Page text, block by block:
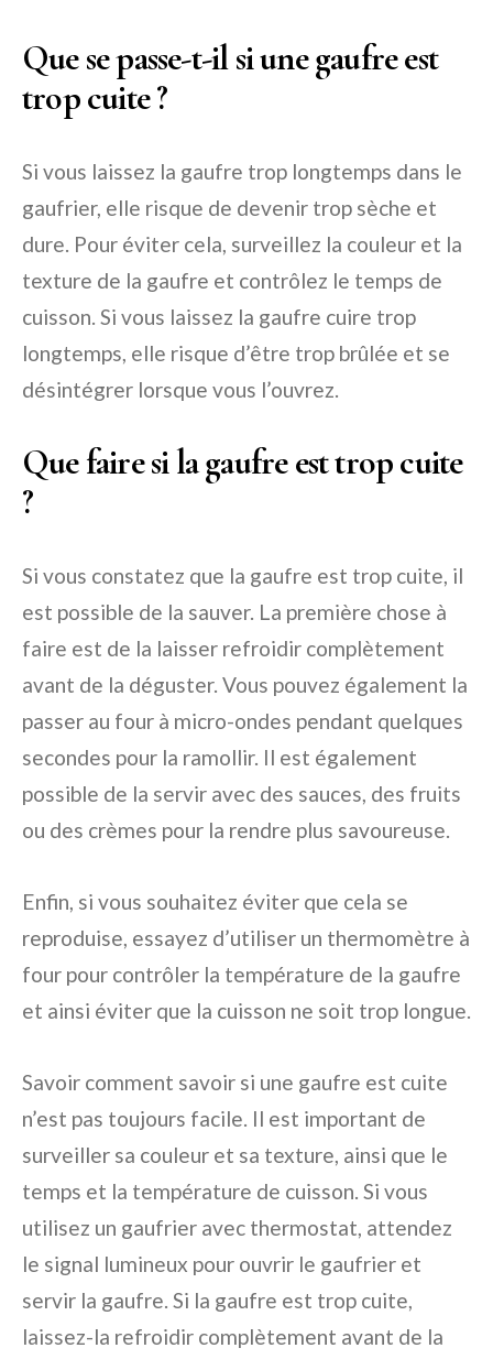
Que se passe-t-il si une gaufre est
trop cuite ?
Si vous laissez la gaufre trop longtemps dans le
gaufrier, elle risque de devenir trop sèche et
dure. Pour éviter cela, surveillez la couleur et la
texture de la gaufre et contrôlez le temps de
cuisson. Si vous laissez la gaufre cuire trop
longtemps, elle risque d’être trop brûlée et se
désintégrer lorsque vous l’ouvrez.
Que faire si la gaufre est trop cuite
?
Si vous constatez que la gaufre est trop cuite, il
est possible de la sauver. La première chose à
faire est de la laisser refroidir complètement
avant de la déguster. Vous pouvez également la
passer au four à micro-ondes pendant quelques
secondes pour la ramollir. Il est également
possible de la servir avec des sauces, des fruits
ou des crèmes pour la rendre plus savoureuse.
Enfin, si vous souhaitez éviter que cela se
reproduise, essayez d’utiliser un thermomètre à
four pour contrôler la température de la gaufre
et ainsi éviter que la cuisson ne soit trop longue.
Savoir comment savoir si une gaufre est cuite
n’est pas toujours facile. Il est important de
surveiller sa couleur et sa texture, ainsi que le
temps et la température de cuisson. Si vous
utilisez un gaufrier avec thermostat, attendez
le signal lumineux pour ouvrir le gaufrier et
servir la gaufre. Si la gaufre est trop cuite,
laissez-la refroidir complètement avant de la